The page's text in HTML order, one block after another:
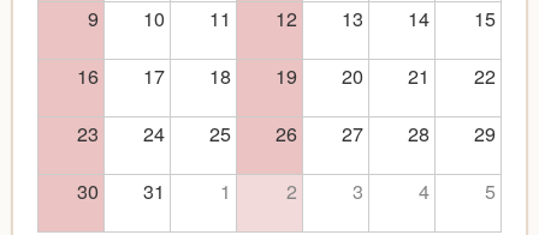
9
10 11 12 13 14
15
16
17 18 19 20 21
22
23
24 25 26 27 28
29
30
31 1 2 3 4 5